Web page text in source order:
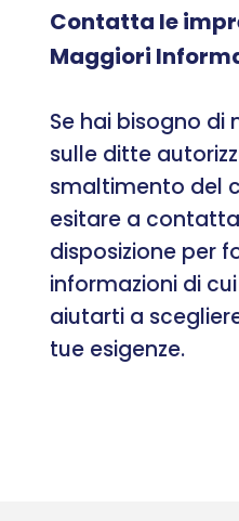
Contatta le
Maggiori
Se hai bisogno di
sulle ditte
smaltimento del
esitare a
disposizione per
informazioni di
aiutarti a
tue esigenze.